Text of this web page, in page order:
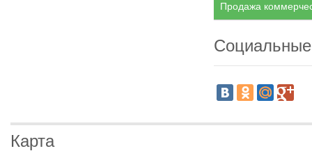
Продажа
Карта